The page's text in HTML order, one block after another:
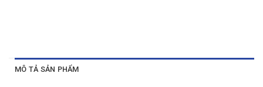
MÔ TẢ SẢN PHẨM